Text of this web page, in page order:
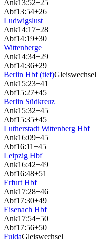
Ank13:52+25
Abf13:54+26
Ludwigslust
Ank14:17+28
Abf14:19+30
Wittenberge
Ank14:34+29
Abf14:36+29
Berlin Hbf (tief)Gleiswechsel
Ank15:23+41
Abf15:27+45
Berlin Südkreuz
Ank15:32+45
Abf15:35+45
Lutherstadt Wittenberg Hbf
Ank16:09+45
Abf16:11+45
Leipzig Hbf
Ank16:42+49
Abf16:48+51
Erfurt Hbf
Ank17:28+46
Abf17:30+49
Eisenach Hbf
Ank17:54+50
Abf17:56+50
FuldaGleiswechsel